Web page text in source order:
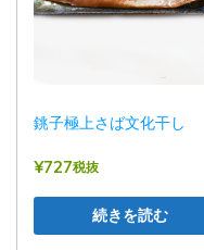
銚子極上さば文化干し
¥727税抜
続きを読む